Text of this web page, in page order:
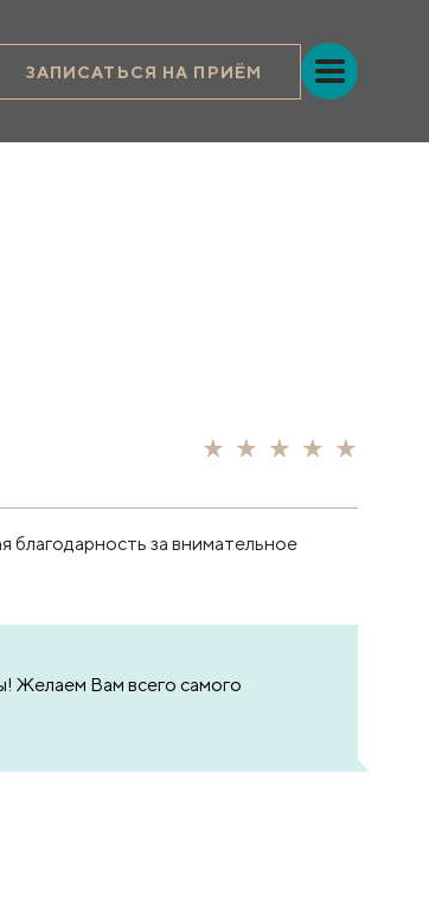
ЗАПИСАТЬСЯ НА ПРИЁМ
за внимательное
Желаем Вам всего самого